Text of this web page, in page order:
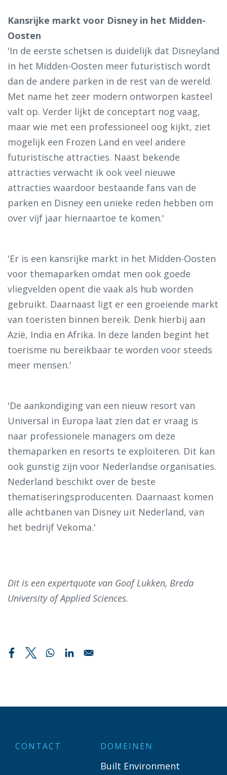
Kansrijke markt voor Disney in het Midden-
Oosten
'In de eerste schetsen is duidelijk dat Disneyland
in het Midden-Oosten meer futuristisch wordt
dan de andere parken in de rest van de wereld.
Met name het zeer modern ontworpen kasteel
valt op. Verder lijkt de conceptart nog vaag,
maar wie met een professioneel oog kijkt, ziet
mogelijk een Frozen Land en veel andere
futuristische attracties. Naast bekende
attracties verwacht ik ook veel nieuwe
attracties waardoor bestaande fans van de
parken en Disney een unieke reden hebben om
over vijf jaar hiernaartoe te komen.'
'Er is een kansrijke markt in het Midden-Oosten
voor themaparken omdat men ook goede
vliegvelden opent die vaak als hub worden
gebruikt. Daarnaast ligt er een groeiende markt
van toeristen binnen bereik. Denk hierbij aan
Azië, India en Afrika. In deze landen begint het
toerisme nu bereikbaar te worden voor steeds
meer mensen.'
'De aankondiging van een nieuw resort van
Universal in Europa laat zien dat er vraag is
naar professionele managers om deze
themaparken en resorts te exploiteren. Dit kan
ook gunstig zijn voor Nederlandse organisaties.
Nederland beschikt over de beste
thematiseringsproducenten. Daarnaast komen
alle achtbanen van Disney uit Nederland, van
het bedrijf Vekoma.'
Dit is een expertquote van Goof Lukken, Breda
University of Applied Sciences.
CONTACT DOMEINEN
Built Environment